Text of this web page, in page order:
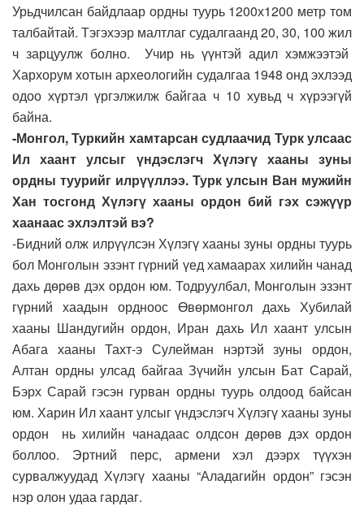
Урьдчилсан байдлаар ордны туурь 1200х1200 метр том
талбайтай. Тэгэхээр малтлаг судалгаанд 20, 30, 100 жил
ч зарцуулж болно. Учир нь үүнтэй адил хэмжээтэй
Хархорум хотын археологийн судалгаа 1948 онд эхлээд
одоо хүртэл үргэлжилж байгаа ч 10 хувьд ч хүрээгүй
байна.
-Монгол, Туркийн хамтарсан судлаачид Турк улсаас
Ил хаант улсыг үндэслэгч Хүлэгү хааны зуны
ордны туурийг илрүүллээ. Турк улсын Ван мужийн
Хан тосгонд Хүлэгү хааны ордон бий гэх сэжүүр
хаанаас эхлэлтэй вэ?
-Бидний олж илрүүлсэн Хүлэгү хааны зуны ордны туурь
бол Монголын эзэнт гүрний үед хамаарах хилийн чанад
дахь дөрөв дэх ордон юм. Тодруулбал, Монголын эзэнт
гүрний хаадын ордноос Өвөрмонгол дахь Хубилай
хааны Шандугийн ордон, Иран дахь Ил хаант улсын
Абага хааны Тахт-э Сулейман нэртэй зуны ордон,
Алтан ордны улсад байгаа Зүчийн улсын Бат Сарай,
Бэрх Сарай гэсэн гурван ордны туурь олдоод байсан
юм. Харин Ил хаант улсыг үндэслэгч Хүлэгү хааны зуны
ордон нь хилийн чанадаас олдсон дөрөв дэх ордон
боллоо. Эртний перс, армени хэл дээрх түүхэн
сурвалжуудад Хүлэгү хааны “Аладагийн ордон” гэсэн
нэр олон удаа гардаг.